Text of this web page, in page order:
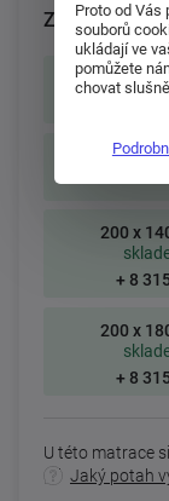
Zvolte
195 x
200 x
200 x
+ 8
200 x
+ 8
U této matrace
Jaký potah
Proto od Vás
souborů
ukládají ve
pomůžete
chovat